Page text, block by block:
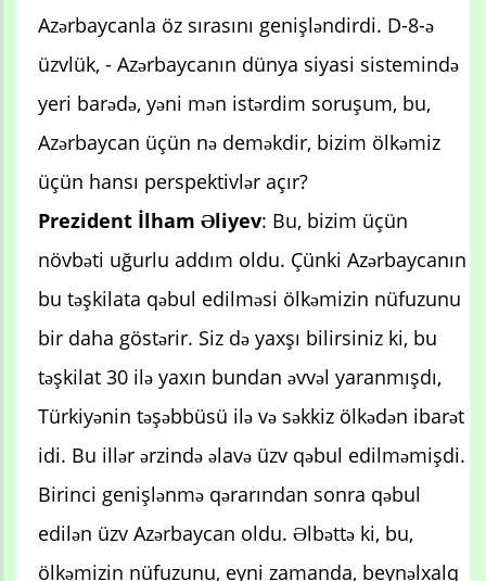
Azərbaycanla öz sırasını genişləndirdi. D-8-ə
üzvlük, - Azərbaycanın dünya siyasi sistemində
yeri barədə, yəni mən istərdim soruşum, bu,
Azərbaycan üçün nə deməkdir, bizim ölkəmiz
üçün hansı perspektivlər açır?
Prezident İlham Əliyev: Bu, bizim üçün
növbəti uğurlu addım oldu. Çünki Azərbaycanın
bu təşkilata qəbul edilməsi ölkəmizin nüfuzunu
bir daha göstərir. Siz də yaxşı bilirsiniz ki, bu
təşkilat 30 ilə yaxın bundan əvvəl yaranmışdı,
Türkiyənin təşəbbüsü ilə və səkkiz ölkədən ibarət
idi. Bu illər ərzində əlavə üzv qəbul edilməmişdi.
Birinci genişlənmə qərarından sonra qəbul
edilən üzv Azərbaycan oldu. Əlbəttə ki, bu,
ölkəmizin nüfuzunu, eyni zamanda, beynəlxalq